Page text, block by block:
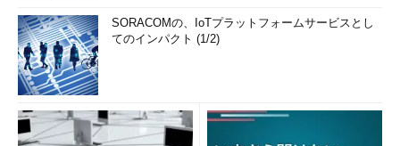
SORACOMの、IoTプラットフォームサービスとし
てのインパクト (1/2)